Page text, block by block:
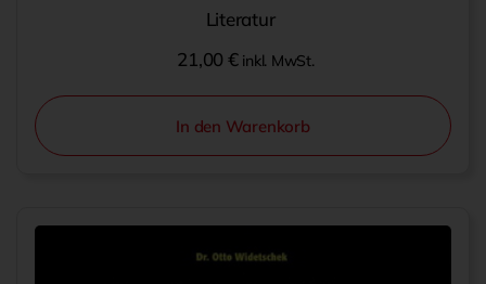
Literatur
21,00 € inkl. MwSt.
In den Warenkorb